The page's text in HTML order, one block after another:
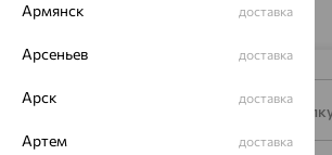
Подписаться на
Армянск доставка
Арсеньев доставка
Арск доставка
Артем доставка